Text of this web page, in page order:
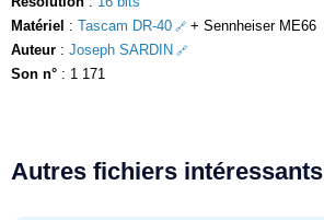
Matériel : Tascam DR-40
+ Sennheiser ME66
Auteur : Joseph SARDIN
Son n° : 1 171
Autres fichiers intéressants